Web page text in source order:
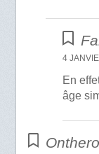
4
En
âge